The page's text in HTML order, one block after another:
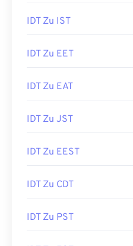
IDT Zu IST
IDT Zu EET
IDT Zu EAT
IDT Zu JST
IDT Zu EEST
IDT Zu CDT
IDT Zu PST